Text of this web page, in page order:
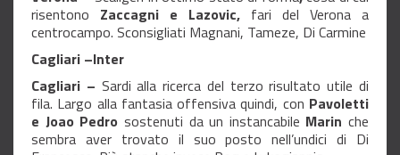
risentono Zaccagni e Lazovic, fari del Verona a
centrocampo. Sconsigliati Magnani, Tameze, Di Carmine
Cagliari –Inter
Cagliari – Sardi alla ricerca del terzo risultato utile di
fila. Largo alla fantasia offensiva quindi, con Pavoletti
e Joao Pedro sostenuti da un instancabile Marin che
sembra aver trovato il suo posto nell’undici di Di